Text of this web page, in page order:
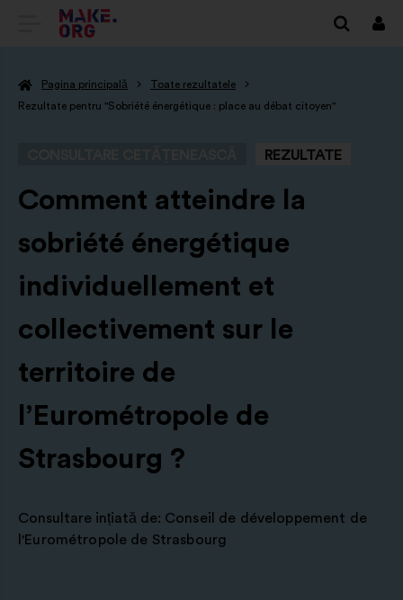
DIRECȚIONARE
PRIMA
SITE-
ULUI
MAKE.ORG
Pagina principală
Toate rezultatele
Rezultate pentru "Sobriété énergétique : place au débat citoyen"
REZULTATE
-
Comment atteindre la
sobriété énergétique
individuellement et
collectivement sur le
territoire de
l’Eurométropole de
Strasbourg ?
Consultare ințiată de: Conseil de développement de
l'Eurométropole de Strasbourg